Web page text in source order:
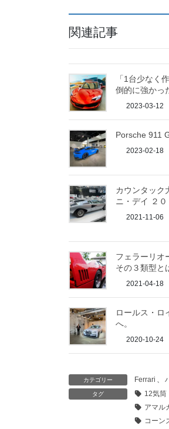
関連記事
「1台少なく
倒的に強かっ
2023-03-12
Porsche 911
2023-02-18
カウンタック
ニ・デイ ２
2021-11-06
フェラーリオ
その３類型と
2021-04-18
ロールス・ロ
へ。
2020-10-24
カテゴリー Ferrari 、
タグ 12気筒
アマル
コーン